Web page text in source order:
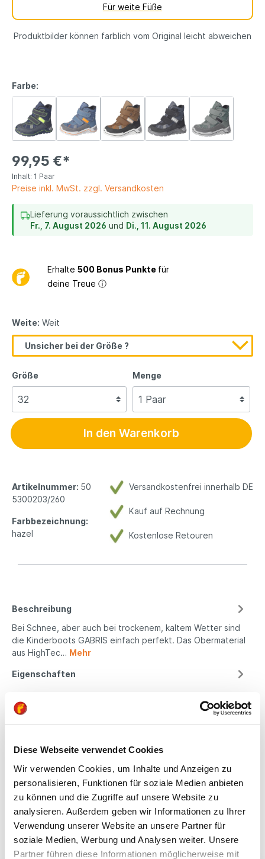
Diese Webseite verwendet Cookies
Wir verwenden Cookies, um Inhalte und Anzeigen zu
personalisieren, Funktionen für soziale Medien anbieten
zu können und die Zugriffe auf unsere Website zu
analysieren. Außerdem geben wir Informationen zu Ihrer
Verwendung unserer Website an unsere Partner für
soziale Medien, Werbung und Analysen weiter. Unsere
Partner führen diese Informationen möglicherweise mit
Für weite Füße
Produktbilder können farblich vom Original leicht abweichen
Farbe:
99,95 €*
Inhalt: 1 Paar
Preise inkl. MwSt. zzgl. Versandkosten
Lieferung voraussichtlich zwischen
Fr., 7. August 2026 und Di., 11. August 2026
Erhalte 500 Bonus Punkte für
deine Treue ⓘ
Weite: Weit
Unsicher bei der Größe ?
Größe Menge
In den Warenkorb
Versandkostenfrei innerhalb DE
Kauf auf Rechnung
Kostenlose Retouren
Artikelnummer: 50
5300203/260
Farbbezeichnung:
hazel
Beschreibung
Bei Schnee, aber auch bei trockenem, kaltem Wetter sind
die Kinderboots GABRIS einfach perfekt. Das Obermaterial
aus HighTec… Mehr
Eigenschaften
Kindgerechte
Passform
All unsere Schuhe sind
auf die Bedürfnisse
von Kindern
ausgerichtet. Sie
bieten optimalen Halt,